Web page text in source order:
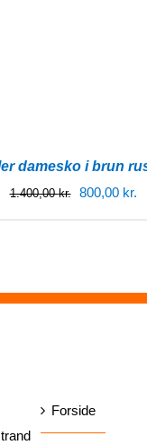
damesko i brun
1.400,00kr.
Den
1.400,00
800,00 kr.
Forside